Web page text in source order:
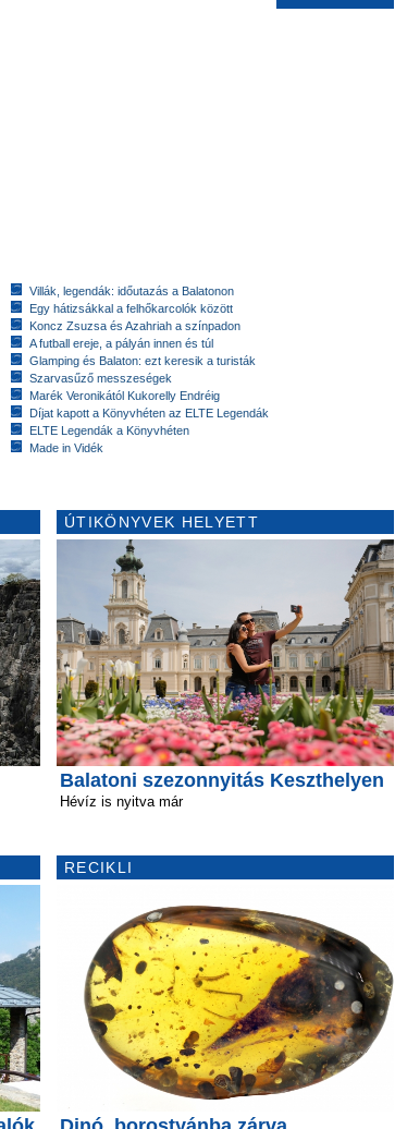
Villák, legendák: időutazás a Balatonon
Egy hátizsákkal a felhőkarcolók között
Koncz Zsuzsa és Azahriah a színpadon
A futball ereje, a pályán innen és túl
Glamping és Balaton: ezt keresik a turisták
Szarvasűző messzeségek
Marék Veronikától Kukorelly Endréig
Díjat kapott a Könyvhéten az ELTE Legendák
ELTE Legendák a Könyvhéten
Made in Vidék
ÚTIKÖNYVEK HELYETT
Balatoni szezonnyitás Keszthelyen
Hévíz is nyitva már
RECIKLI